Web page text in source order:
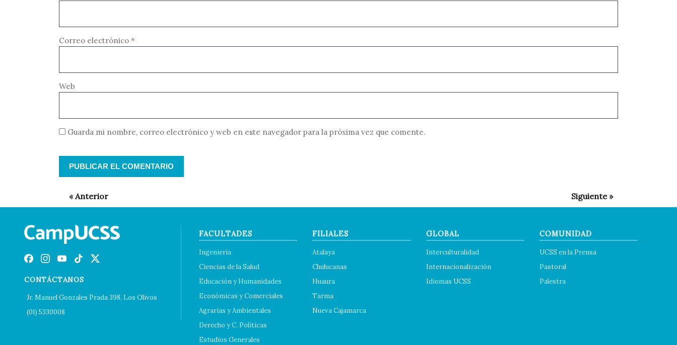
Correo electrónico *
Web
Guarda mi nombre, correo electrónico y web en este navegador para la próxima vez que comente.
CONTÁCTANOS
Jr. Manuel Gonzales Prada 398, Los Olivos
(01) 5330008
FACULTADES
Ingeniería
Ciencias de la Salud
Educación y Humanidades
Económicas y Comerciales
Agrarias y Ambientales
Derecho y C. Políticas
Estudios Generales
FILIALES
Atalaya
Chulucanas
Huaura
Tarma
Nueva Cajamarca
GLOBAL
Interculturalidad
Internacionalización
Idiomas UCSS
COMUNIDAD
UCSS en la Prensa
Pastoral
Palestra